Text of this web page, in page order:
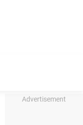
Advertisement